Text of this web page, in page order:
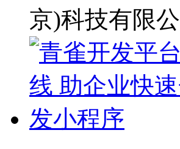
京)科技有限